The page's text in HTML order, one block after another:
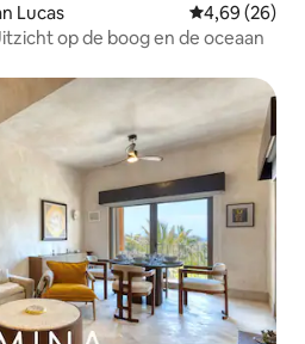
Lucas Gemiddelde
4,69 (26)
op de boog en de oceaan